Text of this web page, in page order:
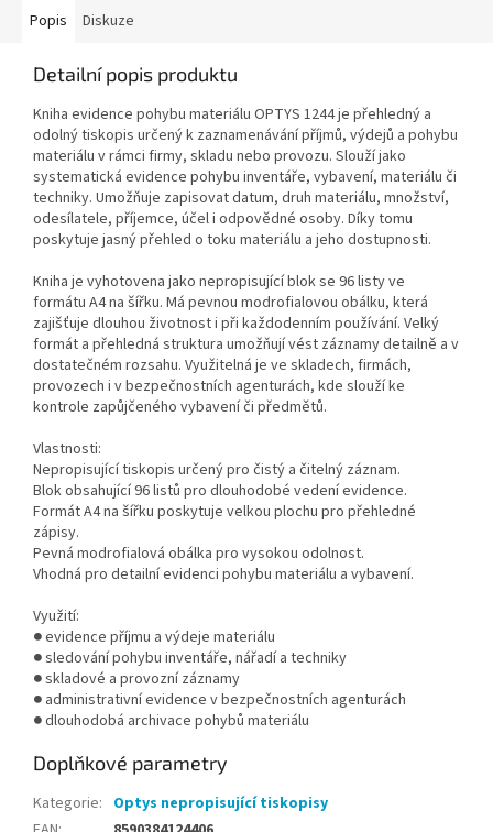
Popis Diskuze
Detailní popis produktu
Kniha evidence pohybu materiálu OPTYS 1244 je přehledný a
odolný tiskopis určený k zaznamenávání příjmů, výdejů a pohybu
materiálu v rámci firmy, skladu nebo provozu. Slouží jako
systematická evidence pohybu inventáře, vybavení, materiálu či
techniky. Umožňuje zapisovat datum, druh materiálu, množství,
odesílatele, příjemce, účel i odpovědné osoby. Díky tomu
poskytuje jasný přehled o toku materiálu a jeho dostupnosti.
Kniha je vyhotovena jako nepropisující blok se 96 listy ve
formátu A4 na šířku. Má pevnou modrofialovou obálku, která
zajišťuje dlouhou životnost i při každodenním používání. Velký
formát a přehledná struktura umožňují vést záznamy detailně a v
dostatečném rozsahu. Využitelná je ve skladech, firmách,
provozech i v bezpečnostních agenturách, kde slouží ke
kontrole zapůjčeného vybavení či předmětů.
Vlastnosti:
Nepropisující tiskopis určený pro čistý a čitelný záznam.
Blok obsahující 96 listů pro dlouhodobé vedení evidence.
Formát A4 na šířku poskytuje velkou plochu pro přehledné
zápisy.
Pevná modrofialová obálka pro vysokou odolnost.
Vhodná pro detailní evidenci pohybu materiálu a vybavení.
Využití:
●evidence příjmu a výdeje materiálu
●sledování pohybu inventáře, nářadí a techniky
●skladové a provozní záznamy
● administrativní evidence v bezpečnostních agenturách
●dlouhodobá archivace pohybů materiálu
Doplňkové parametry
Kategorie: Optys nepropisující tiskopisy